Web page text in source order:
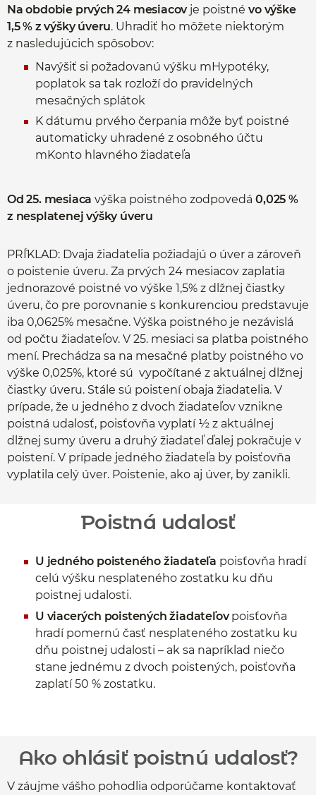
Na obdobie prvých 24 mesiacovje poistnévo výške
1,5 % z výšky úveru. Uhradiť ho môžete niektorým
z nasledujúcich spôsobov:
Navýšiť si požadovanú výšku mHypotéky,
poplatok sa tak rozloží do pravidelných
mesačných splátok
K dátumu prvého čerpania môže byť poistné
automaticky uhradené z osobného účtu
mKonto hlavného žiadateľa
Od 25. mesiaca výška poistného zodpovedá0,025 %
z nesplatenej výšky úveru
PR´ÍKLAD: Dvaja žiadatelia požiadajú o úver a zároveň
o poistenie úveru. Za prvých 24 mesiacov zaplatia
jednorazové poistné vo výške 1,5% z dlžnej čiastky
úveru, čo pre porovnanie s konkurenciou predstavuje
iba 0,0625% mesačne. Výška poistného je nezávislá
od počtu žiadateľov. V 25. mesiaci sa platba poistného
mení. Prechádza sa na mesačné platby poistného vo
výške 0,025%, ktoré sú vypočítané z aktuálnej dlžnej
čiastky úveru. Stále sú poistení obaja žiadatelia. V
prípade, že u jedného z dvoch žiadateľov vznikne
poistná udalosť, poisťovňa vyplatí ½ z aktuálnej
dlžnej sumy úveru a druhý žiadateľ ďalej pokračuje v
poistení. V prípade jedného žiadateľa by poisťovňa
vyplatila celý úver. Poistenie, ako aj úver, by zanikli.
Poistná udalosť
U jedného poisteného žiadateľa poisťovňa hradí
celú výšku nesplateného zostatku ku dňu
poistnej udalosti.
U viacerých poistených žiadateľovpoisťovňa
hradí pomernú časť nesplateného zostatku ku
dňu poistnej udalosti – ak sa napríklad niečo
stane jednému z dvoch poistených, poisťovňa
zaplatí 50 % zostatku.
Ako ohlásiť poistnú udalosť?
V záujme vášho pohodlia odporúčame kontaktovať